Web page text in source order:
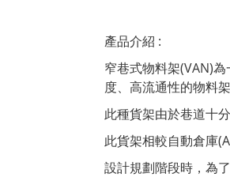
產品介紹 :
窄巷式物料架(VAN)
度、高流通性的物料架
此種貨架由於巷道十
此貨架相較自動倉庫
設計規劃階段時，為